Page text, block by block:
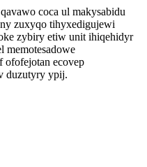
coca ul makysabidu
zuxyqo tihyxedigujewi
zybiry etiw unit ihiqehidyr
memotesadowe
ofofejotan ecovep
duzutyry ypij.